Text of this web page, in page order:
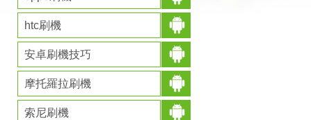
htc刷機
安卓刷機技巧
摩托羅拉刷機
索尼刷機